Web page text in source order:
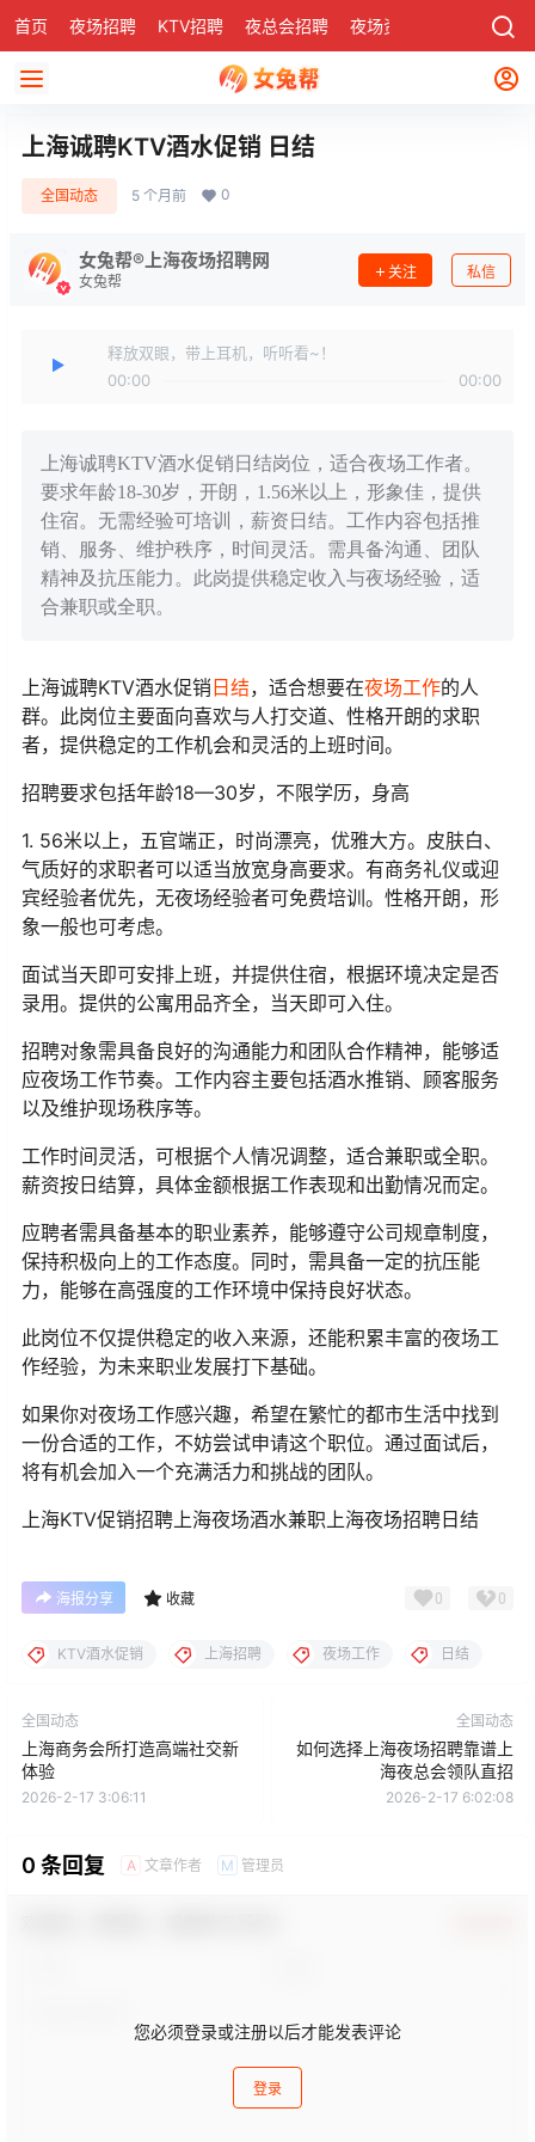
首页 夜场招聘 KTV招聘 夜总会招聘 夜场资讯 社区
上海诚聘KTV酒水促销 日结
全国动态 5 个月前 0
女兔帮®上海夜场招聘网
女兔帮
关注 私信
释放双眼，带上耳机，听听看~！
00:00
00:00
上海诚聘KTV酒水促销日结岗位，适合夜场工作者。
要求年龄18-30岁，开朗，1.56米以上，形象佳，提供
住宿。无需经验可培训，薪资日结。工作内容包括推
销、服务、维护秩序，时间灵活。需具备沟通、团队
精神及抗压能力。此岗提供稳定收入与夜场经验，适
合兼职或全职。
上海诚聘KTV酒水促销 日结，适合想要在夜场工作的人
群。此岗位主要面向喜欢与人打交道、性格开朗的求职
者，提供稳定的工作机会和灵活的上班时间。
招聘要求包括年龄18—30岁，不限学历，身高
1. 56米以上，五官端正，时尚漂亮，优雅大方。皮肤白、
气质好的求职者可以适当放宽身高要求。有商务礼仪或迎
宾经验者优先，无夜场经验者可免费培训。性格开朗，形
象一般也可考虑。
面试当天即可安排上班，并提供住宿，根据环境决定是否
录用。提供的公寓用品齐全，当天即可入住。
招聘对象需具备良好的沟通能力和团队合作精神，能够适
应夜场工作节奏。工作内容主要包括酒水推销、顾客服务
以及维护现场秩序等。
工作时间灵活，可根据个人情况调整，适合兼职或全职。
薪资按日结算，具体金额根据工作表现和出勤情况而定。
应聘者需具备基本的职业素养，能够遵守公司规章制度，
保持积极向上的工作态度。同时，需具备一定的抗压能
力，能够在高强度的工作环境中保持良好状态。
此岗位不仅提供稳定的收入来源，还能积累丰富的夜场工
作经验，为未来职业发展打下基础。
如果你对夜场工作感兴趣，希望在繁忙的都市生活中找到
一份合适的工作，不妨尝试申请这个职位。通过面试后，
将有机会加入一个充满活力和挑战的团队。
上海KTV促销招聘上海夜场酒水兼职上海夜场招聘日结
海报分享 收藏 0 0
KTV酒水促销 上海招聘 夜场工作 日结
全国动态
上海商务会所打造高端社交新
体验
2026-2-17 3:06:11
全国动态
如何选择上海夜场招聘靠谱上
海夜总会领队直招
2026-2-17 6:02:08
0 条回复 A 文章作者 M 管理员
您必须登录或注册以后才能发表评论
登录